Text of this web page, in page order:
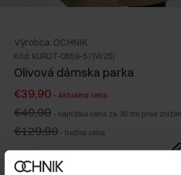
Výrobca: OCHNIK
Kód: KURDT-0559-57(W25)
Olivová dámska parka
€39,90 - Aktuálna cena
€49,90 - najnižšia cena za 30 dní pred
€129,90 - bežná cena
Vyberte veľkosť